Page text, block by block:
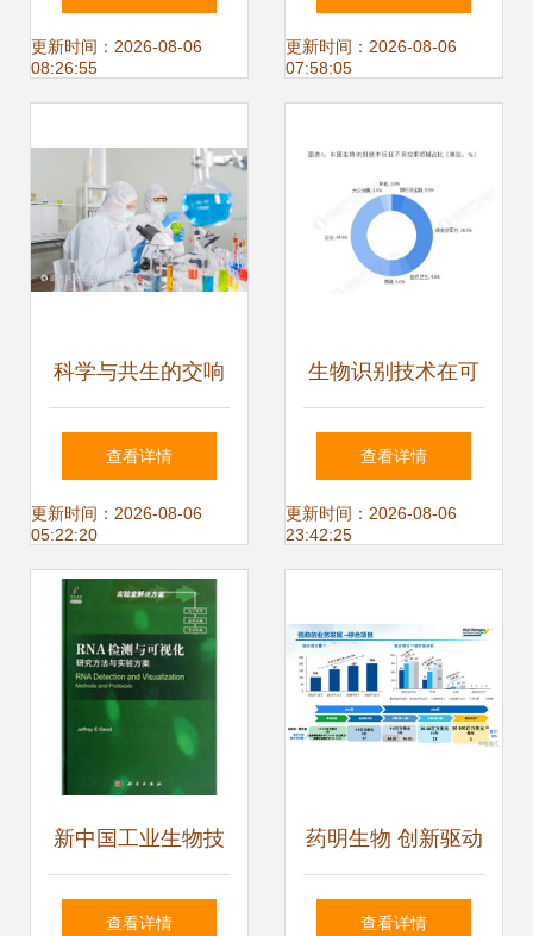
识衔接，用生动课
更新时间：2026-08-06
08:26:55
战
更新时间：2026-08-06
07:58:05
科学与共生的交响
一对西方夫妇在实
验室中追逐抗疫未
来
查看详情
更新时间：2026-08-06
05:22:20
生物识别技术在可
穿戴领域的可持续
发展路径与技术开
查看详情
更新时间：2026-08-06
23:42:25
新中国工业生物技
术发展史略
查看详情
药明生物 创新驱动
业绩腾飞新篇章
查看详情